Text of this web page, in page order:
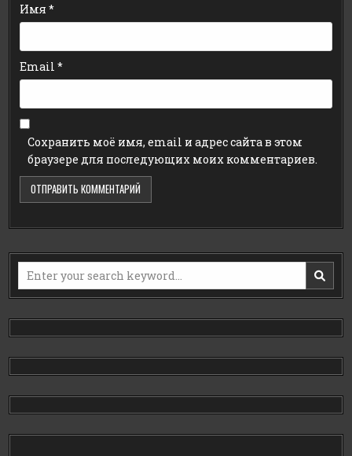
Имя*
Email*
Сохранить моё имя, email и адрес сайта в этом
браузере для последующих моих комментариев.
Search
for: